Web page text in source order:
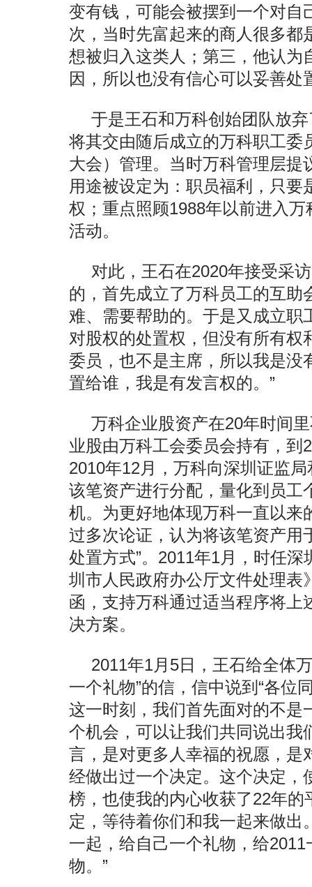
变有钱，可能会被摆到一个对自
次，当时先富起来的商人很多都
想被归入这类人；第三，他认为
因，所以也没有信心可以妥善处
于是王石和万科创始团队放
将其交由随后成立的万科职工委
大会）管理。当时万科管理层提
用途被设定为：职员福利，只要
权；重点照顾1988年以前进入
活动。
对此，王石在2020年接受采
的，首先成立了万科员工的互助
难、需要帮助的。于是又成立职
对股权的处置权，但没有所有权
委员，也不是主席，所以我是没
置给谁，我是有发言权的。”
万科企业股资产在20年时间
业股由万科工会委员会持有，到
2010年12月，万科向深圳证监
该笔资产进行分配，量化到员工
机。为更好地体现万科一直以来
过多次论证，认为将该笔资产用
处置方式”。2011年1月，时任
圳市人民政府办公厅文件处理表
函，支持万科通过适当程序将上
决方案。
2011年1月5日，王石给全体
一个礼物”的信，信中说到“各位
这一时刻，我们首先面对的不是
个机会，可以让我们共同说出我
言，是对更多人幸福的祝愿，是
经做出过一个决定。这个决定，
榜，也使我的内心收获了22年
定，等待着你们和我一起来做
一起，给自己一个礼物，给
物。”